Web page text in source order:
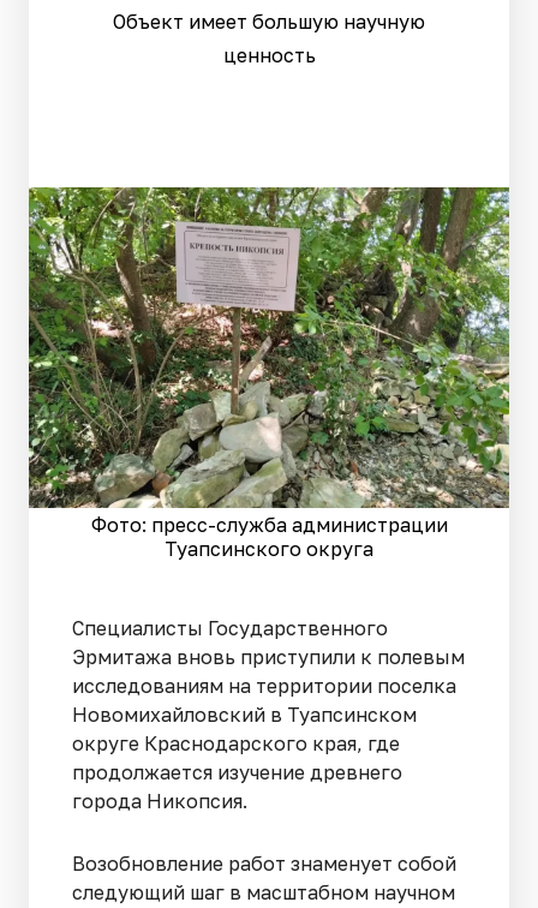
Объект имеет большую научную
ценность
Фото: пресс-служба администрации
Туапсинского округа
Специалисты Государственного
Эрмитажа вновь приступили к полевым
исследованиям на территории поселка
Новомихайловский в Туапсинском
округе Краснодарского края, где
продолжается изучение древнего
города Никопсия.
Возобновление работ знаменует собой
следующий шаг в масштабном научном